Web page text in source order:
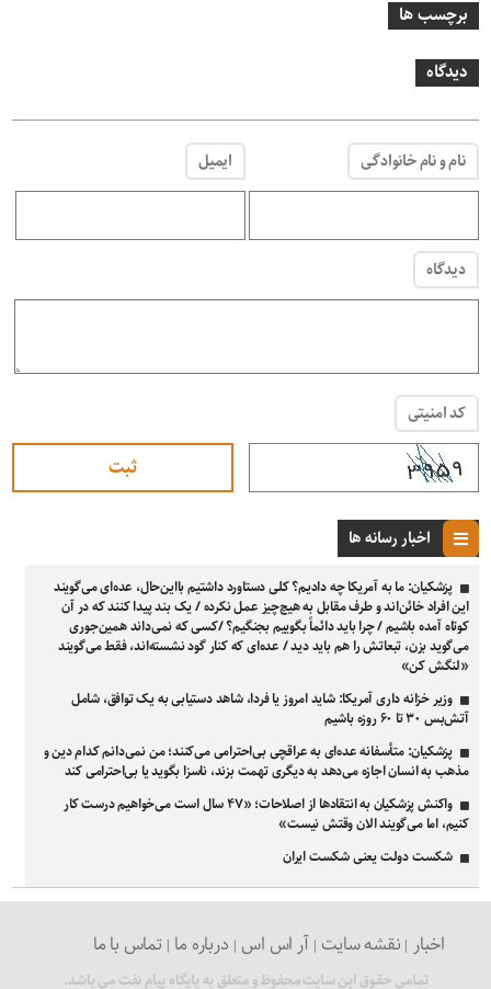
برچسب ها
دیدگاه
نام و نام خانوادگی ایمیل
دیدگاه
کد امنیتی
اخبار رسانه ها
پزشکیان: ما به آمریکا چه دادیم؟ کلی دستاورد داشتیم بااین‌حال، عده‌ای می‌گویند
این افراد خائن‌اند و طرف مقابل به هیچ‌چیز عمل نکرده / یک بند پیدا کنند که در آن
کوتاه آمده باشیم / چرا باید دائماً بگوییم بجنگیم؟ /کسی که نمی‌داند همین‌جوری
می‌گوید بزن، تبعاتش را هم باید دید / عده‌ای که کنار گود نشسته‌اند، فقط می‌گویند
«لنگش کن»
وزیر خزانه داری آمریکا: شاید امروز یا فردا، شاهد دستیابی به یک توافق، شامل
آتش‌بس ۳۰ تا ۶۰ روزه باشیم
پزشکیان: متأسفانه عده‌ای به عراقچی بی‌احترامی می‌کنند؛ من نمی‌دانم کدام دین و
مذهب به انسان اجازه می‌دهد به دیگری تهمت بزند، ناسزا بگوید یا بی‌احترامی کند
واکنش پزشکیان به انتقادها از اصلاحات؛ «۴۷ سال است می‌خواهیم درست کار
کنیم، اما می‌گویند الان وقتش نیست»
شکست دولت یعنی شکست ایران
اخبار نقشه سایت آر اس اس درباره ما تماس با ما
تمامی حقوق این سایت محفوظ و متعلق به پایگاه پیام نفت می باشد.